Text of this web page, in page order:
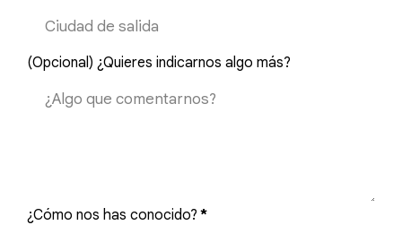
(Opcional) ¿Quieres indicarnos algo más?
¿Cómo nos has conocido? *